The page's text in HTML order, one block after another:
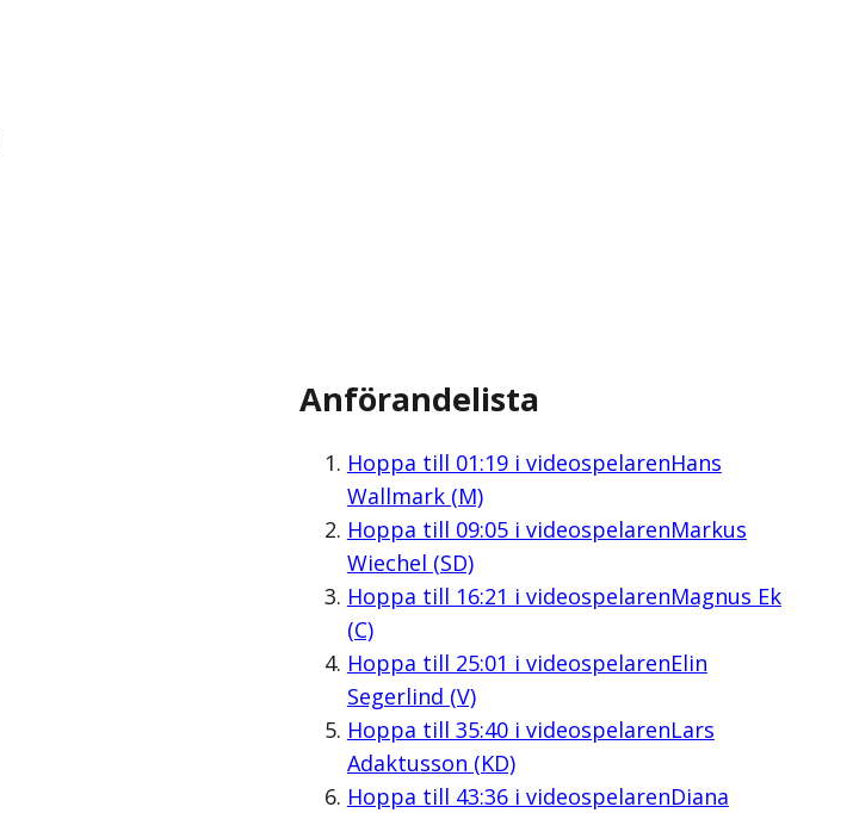
Anförandelista
Hoppa till 01:19i videospelarenHans
Wallmark (M)
Hoppa till 09:05i videospelarenMarkus
Wiechel (SD)
Hoppa till 16:21 i videospelarenMagnus Ek
(C)
Hoppa till 25:01 i videospelarenElin
Segerlind (V)
Hoppa till 35:40i videospelarenLars
Adaktusson (KD)
Hoppa till 43:36i videospelarenDiana